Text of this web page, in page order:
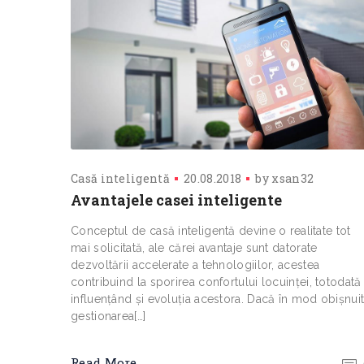
Casă inteligentă 20.08.2018 by xsan32
Avantajele casei inteligente
Conceptul de casă inteligentă devine o realitate tot
mai solicitată, ale cărei avantaje sunt datorate
dezvoltării accelerate a tehnologiilor, acestea
contribuind la sporirea confortului locuinței, totodată
influențând și evoluția acestora. Dacă în mod
gestionarea[…]